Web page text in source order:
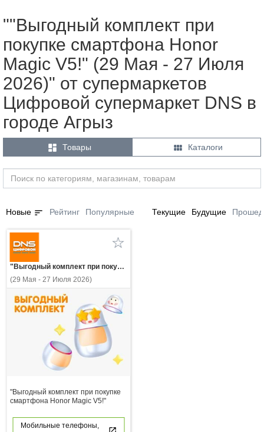
""Выгодный комплект при
покупке смартфона Honor
Magic V5!" (29 Мая - 27 Июля
2026)" от супермаркетов
Цифровой супермаркет DNS в
городе Агрыз
 Товары  Каталоги
Новые sort Рейтинг Популярные Текущие Будущие
"Выгодный комплект при покупке смартфона Honor Magic V5!"
(29 Мая - 27 Июля 2026)
"Выгодный комплект при покупке
смартфона Honor Magic V5!"
Мобильные телефоны,